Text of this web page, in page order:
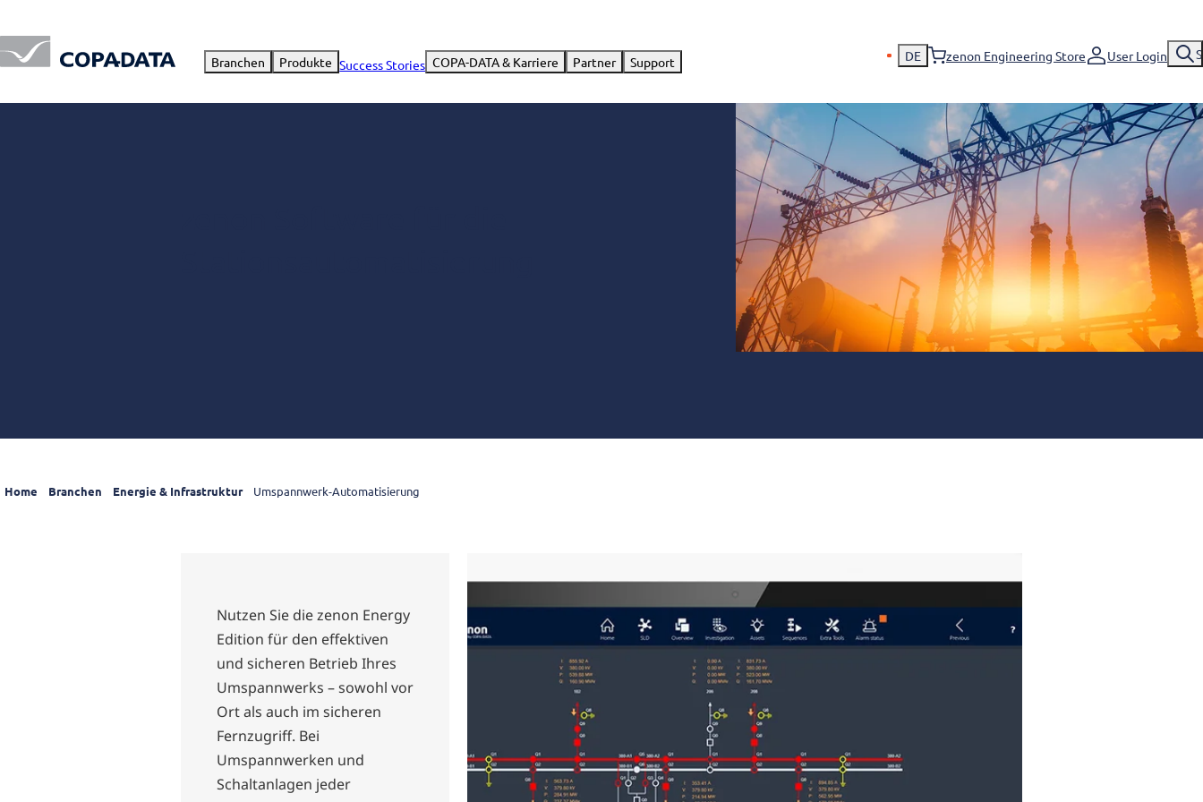
Branchen Produkte Success Stories COPA-DATA & Karriere Partner Support DE zenon Engineering Store User Login
Home Branchen Energie & Infrastruktur Umspannwerk-Automatisierung
Nutzen Sie die zenon Energy
Edition für den effektiven
und sicheren Betrieb Ihres
Umspannwerks – sowohl vor
Ort als auch im sicheren
Fernzugriff. Bei
Umspannwerken und
Schaltanlagen jeder